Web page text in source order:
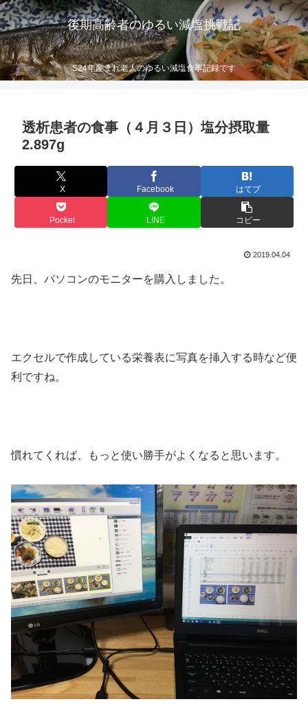
後期高齢者のゆるい減塩挑戦記
S24年産まれ老人のゆるい減塩食事記録です
透析患者の食事（４月３日）塩分摂取量
2.897g
X Facebook はてブ
Pocket LINE コピー
2019.04.04
先日、パソコンのモニターを購入しました。
エクセルで作成している栄養表に写真を挿入する時など便
利ですね。
慣れてくれば、もっと使い勝手がよくなると思います。